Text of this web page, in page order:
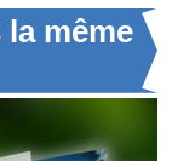
même